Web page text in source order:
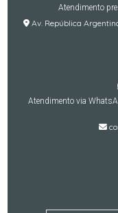
Atendimento
Av. República
Atendimento via